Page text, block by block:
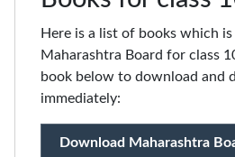
Here is a list of books which is
Maharashtra Board for class
book below to download and
immediately:
Download Maharashtra